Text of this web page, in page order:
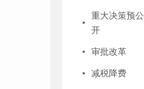
重大决策预公
开
审批改革
减税降费